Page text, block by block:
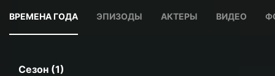
ВРЕМЕНА ГОДА ЭПИЗОДЫ АКТЕРЫ ВИДЕО
Сезон (1)